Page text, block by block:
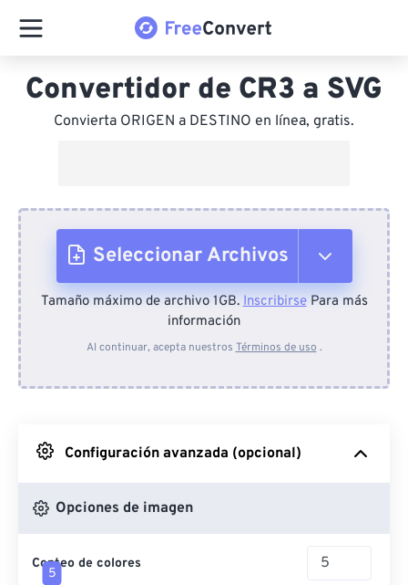
Convertidor de CR3 a SVG
Convierta ORIGEN a DESTINO en línea, gratis.
Seleccionar Archivos
Desde el dispositivo
Desde Google Drive
Desde OneDrive
Desde URL
Tamaño máximo de archivo 1GB.InscribirsePara más
información
Al continuar, acepta nuestros Términos de uso .
Configuración avanzada (opcional)
Opciones de imagen
Conteo de colores
5